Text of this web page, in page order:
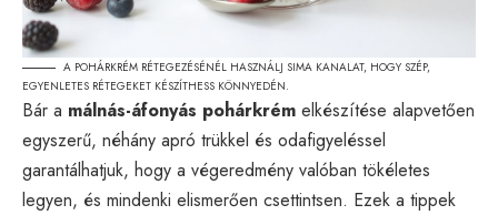
A POHÁRKRÉM RÉTEGEZÉSÉNÉL HASZNÁLJ SIMA KANALAT, HOGY SZÉP,
EGYENLETES RÉTEGEKET KÉSZÍTHESS KÖNNYEDÉN.
Bár a málnás-áfonyás pohárkrém elkészítése alapvetően
egyszerű, néhány apró trükkel és odafigyeléssel
garantálhatjuk, hogy a végeredmény valóban tökéletes
legyen, és mindenki elismerően csettintsen. Ezek a tippek